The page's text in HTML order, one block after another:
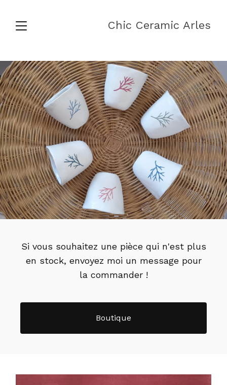
Chic Ceramic Arles
Si vous souhaitez une pièce qui n'est plus
en stock, envoyez moi un message pour
la commander !
Boutique